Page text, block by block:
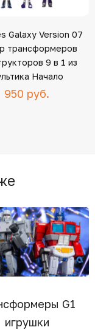
Galaxy Version 07
трансформеров
9 в 1 из
Начало
950 руб.
G1
игрушки